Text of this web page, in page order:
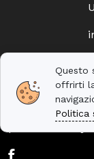
© 2010. —
Questo
offrirti
Politica